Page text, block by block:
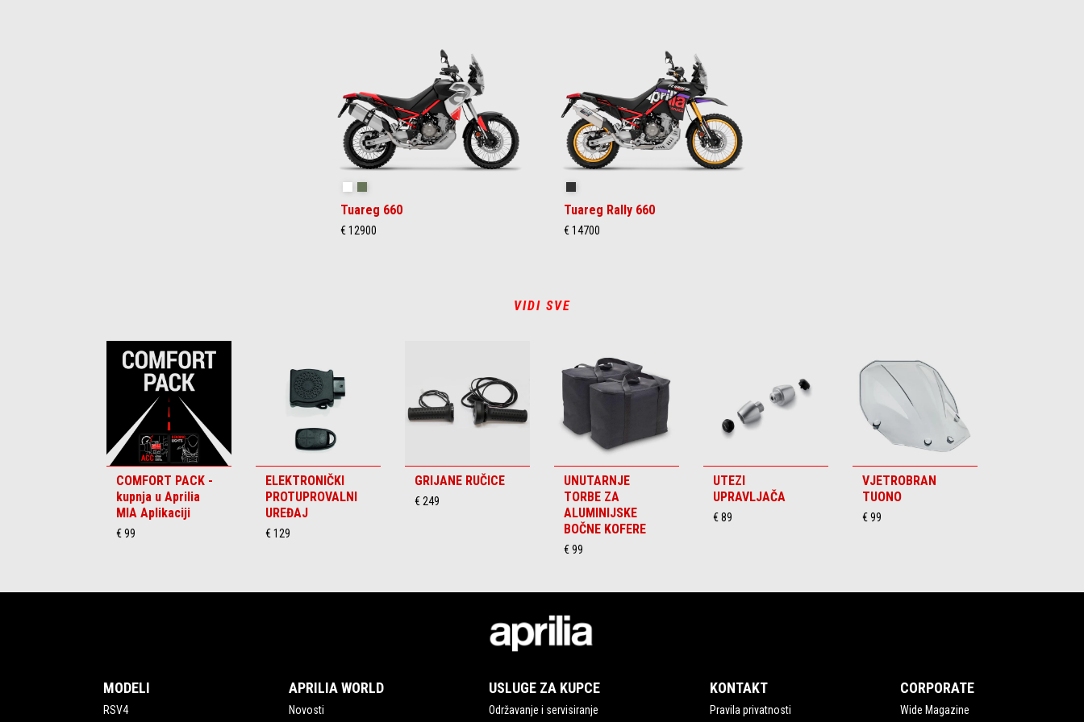
Tuareg 660
€ 12900
Tuareg Rally 660
€ 14700
VIDI SVE
COMFORT PACK -
kupnja u Aprilia
MIA Aplikaciji
€ 99
ELEKTRONIČKI
PROTUPROVALNI
UREĐAJ
€ 129
GRIJANE RUČICE
€ 249
UNUTARNJE
TORBE ZA
ALUMINIJSKE
BOČNE KOFERE
€ 99
UTEZI
UPRAVLJAČA
€ 89
VJETROBRAN
TUONO
€ 99
Item
MODELI
RSV4
APRILIA WORLD
Novosti
USLUGE ZA KUPCE
Održavanje i servisiranje
KONTAKT
Pravila privatnosti
CORPORATE
Wide Magazine